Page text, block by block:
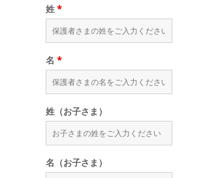
姓 *
名 *
姓（お子さま）
名（お子さま）